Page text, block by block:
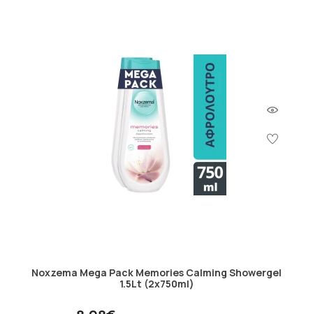
Noxzema Mega Pack Memories Calming Showergel
1.5Lt (2x750ml)